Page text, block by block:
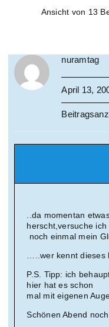
Ansicht von 13
nuramtag
April 13,
..da momentan
herscht,versuche ich
noch einmal mein
…..wer kennt
P.S. Tipp: ich
hier hat es schon
mal mit eigenen
Schönen Abend